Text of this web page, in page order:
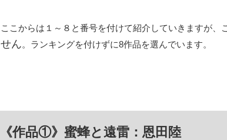
ここからは１～８と番号を付けて紹介していきますが、
せん。ランキングを付けずに8作品を選んでいます。
《作品①》蜜蜂と遠雷：恩田陸